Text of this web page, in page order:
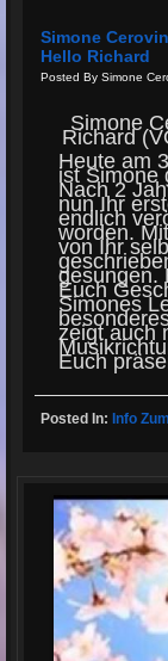
Simone
Hello Richard
Posted By Simone
Simone
Richard
Heute am
ist Simone
Nach 2
nun Ihr
endlich
worden.
von Ihr
gesungen.
Euch
Simones
zeigt auch
Euch
Posted In: Info